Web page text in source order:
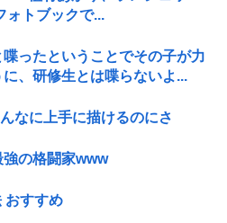
ォトブックで...
ったということでその子が力
、研修生とは喋らないよ...
なに上手に描けるのにさ
の格闘家www
おすすめ